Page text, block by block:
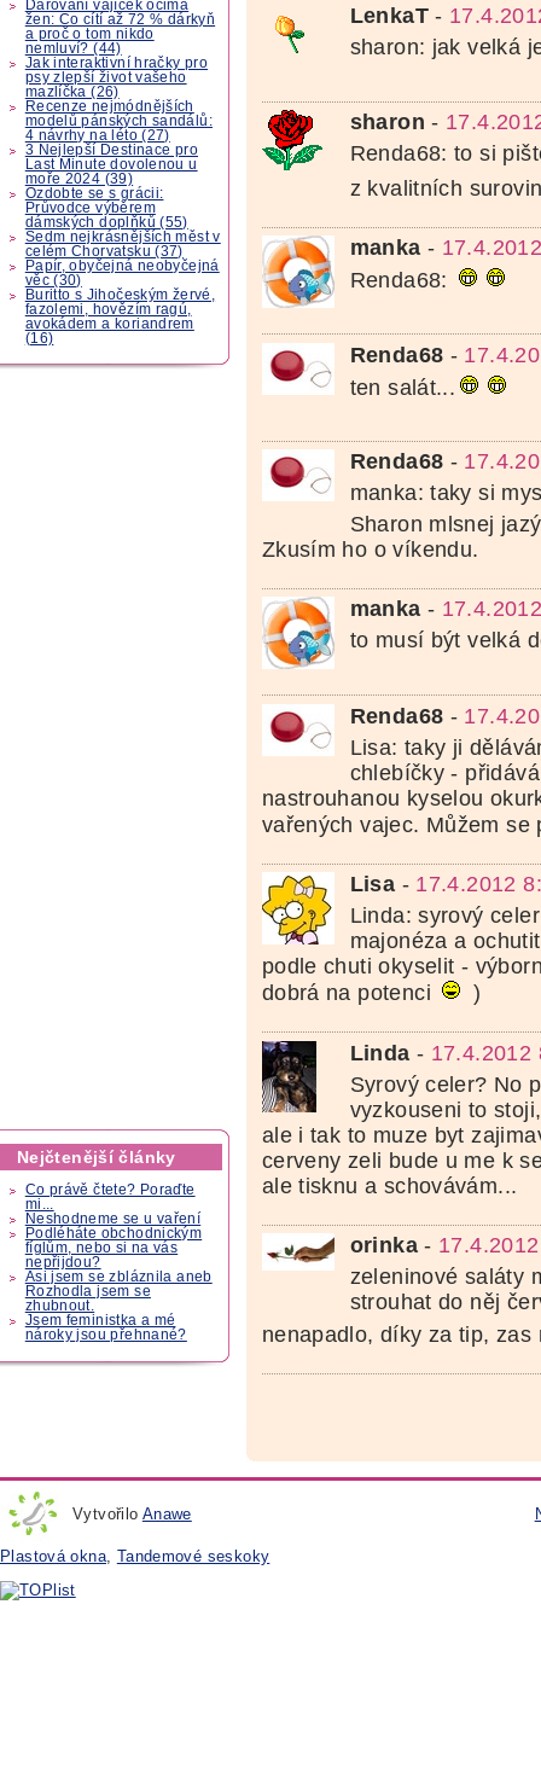
Darování vajíček očima
žen: Co cítí až 72 % dárkyň
a proč o tom nikdo
nemluví? (44)
Jak interaktivní hračky pro
psy zlepší život vašeho
mazlíčka (26)
Recenze nejmódnějších
modelů pánských sandálů:
4 návrhy na léto (27)
3 Nejlepší Destinace pro
Last Minute dovolenou u
moře 2024 (39)
Ozdobte se s grácii:
Průvodce výběrem
dámských doplňků (55)
Sedm nejkrásnějších měst v
celém Chorvatsku (37)
Papír, obyčejná neobyčejná
věc (30)
Buritto s Jihočeským žervé,
fazolemi, hovězím ragú,
avokádem a koriandrem
(16)
Nejčtenější články
Co právě čtete? Poraďte
mi...
Neshodneme se u vaření
Podléháte obchodnickým
fíglům, nebo si na vás
nepřijdou?
Asi jsem se zbláznila aneb
Rozhodla jsem se
zhubnout.
Jsem feministka a mé
nároky jsou přehnané?
LenkaT-
sharon: jak velká
sharon -
Renda68: to si
z kvalitních
manka -
Renda68:
Renda68 -
ten salát...
Renda68 -
manka: taky si
Sharon mlsnej
Zkusím ho o víkendu.
manka -
to musí být velká
Renda68 -
Lisa: taky ji
chlebíčky -
nastrouhanou kyselou
vařených vajec. Můžem se
Lisa - 17.4.2012
Linda: syrový
majonéza a
podle chuti okyselit -
dobrá na potenci
)
Linda - 17.4.2012
Syrový celer? No
vyzkouseni to
ale i tak to muze byt
cerveny zeli bude u me k
ale tisknu a schovávám...
orinka-
zeleninové saláty
strouhat do něj
nenapadlo, díky za tip, zas
Vytvořilo Anawe
Plastová okna Tandemové seskoky